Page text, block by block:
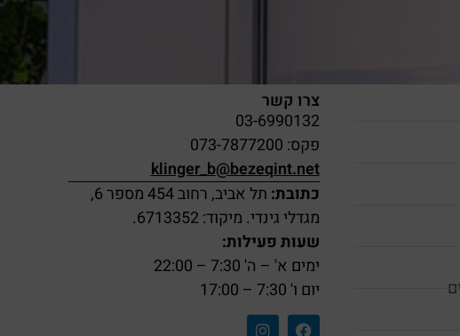
צרו קשר
03-6990132
פקס: 073-7877200
klinger_b@bezeqint.net
כתובת:
תל אביב, רחוב 454 מספר 6,
מגדלי גינדי. מיקוד: 6713352.
שעות פעילות:
ימים א' – ה' 7:30 – 22:00
יום ו' 7:30 – 17:00